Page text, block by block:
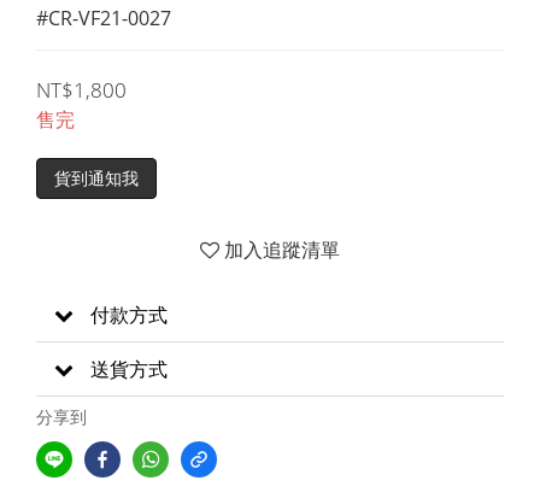
#CR-VF21-0027
NT$1,800
售完
貨到通知我
加入追蹤清單
付款方式
送貨方式
分享到